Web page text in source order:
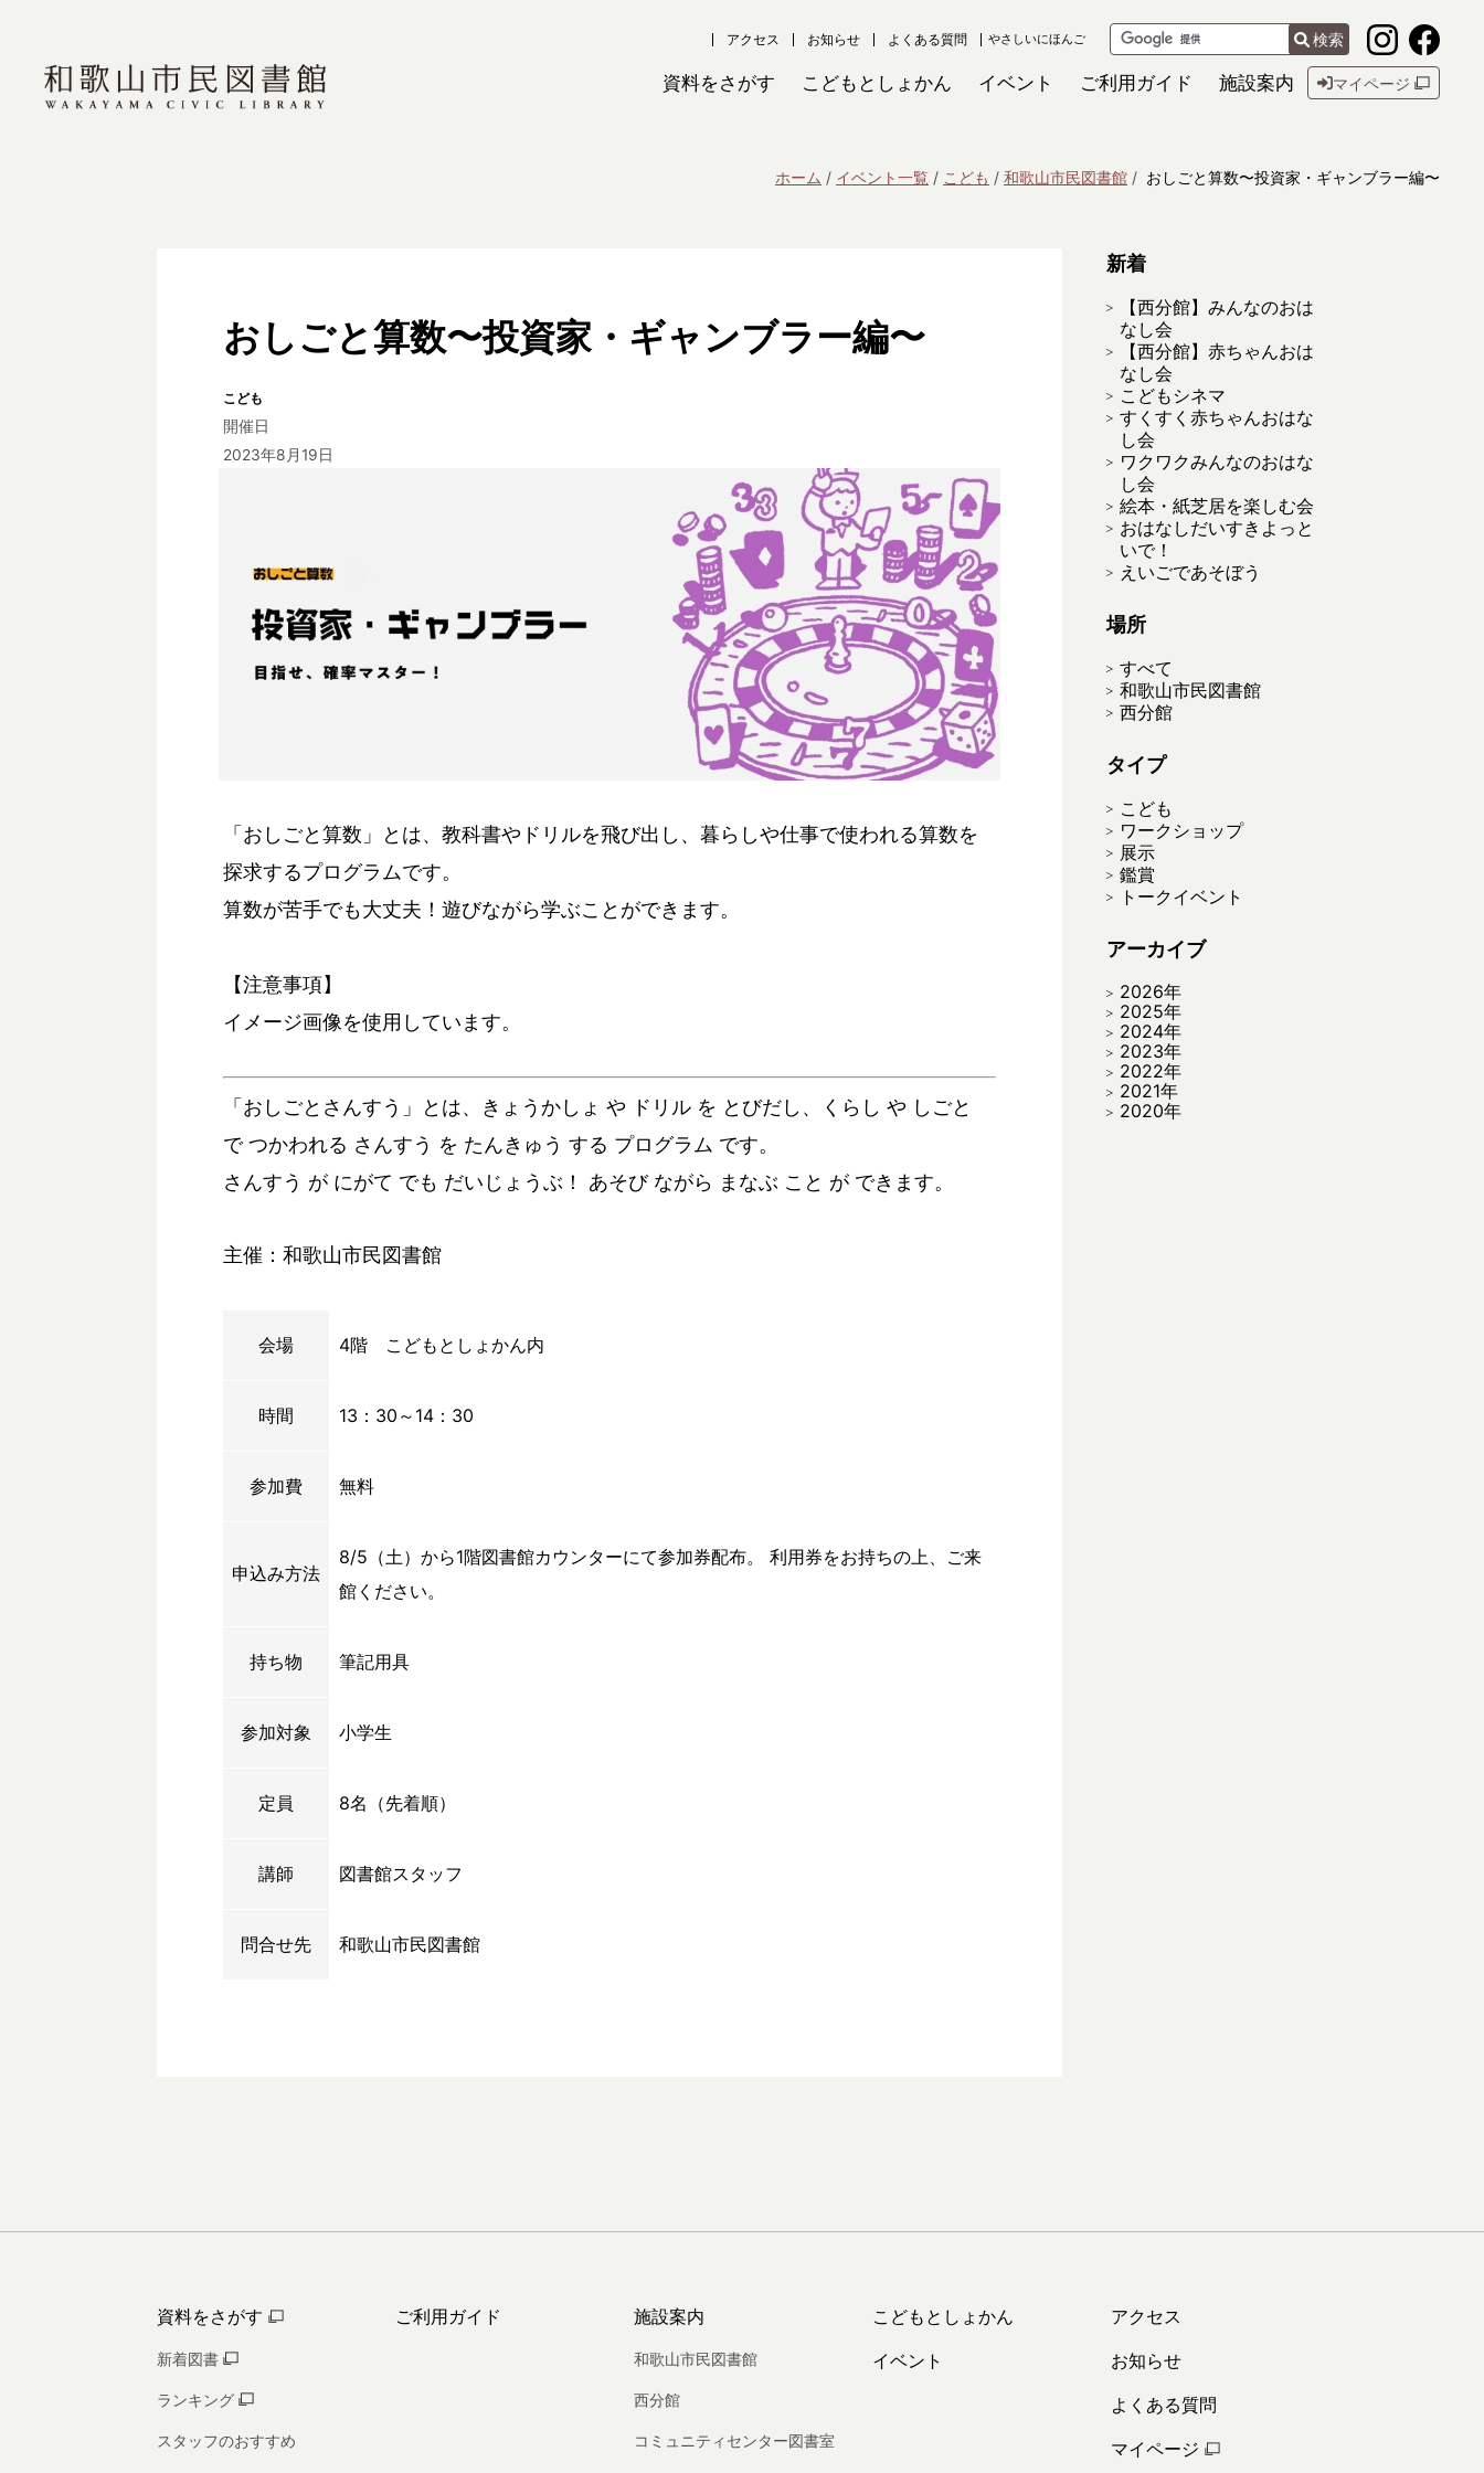
アクセス お知らせ よくある質問 やさしいにほんご 検索
資料をさがす こどもとしょかん イベント ご利用ガイド 施設案内 マイページ
ホーム イベント一覧 こども 和歌山市民図書館 おしごと算数〜投資家・ギャンブラー編〜
おしごと算数〜投資家・ギャンブラー編〜
こども
開催日
2023年8月19日
「おしごと算数」とは、教科書やドリルを飛び出し、暮らしや仕事で使われる算数を
探求するプログラムです。
算数が苦手でも大丈夫！遊びながら学ぶことができます。
【注意事項】
イメージ画像を使用しています。
「おしごとさんすう」とは、きょうかしょ や ドリル を とびだし、くらし や しごと
で つかわれる さんすう を たんきゅう する プログラム です。
さんすう が にがて でも だいじょうぶ！ あそび ながら まなぶ こと が できます。
主催：和歌山市民図書館
会場 4階 こどもとしょかん内
時間 13：30～14：30
参加費 無料
申込み方法
8/5（土）から1階図書館カウンターにて参加券配布。 利用券をお持ちの上、ご来
館ください。
持ち物 筆記用具
参加対象 小学生
定員 8名（先着順）
講師 図書館スタッフ
問合せ先 和歌山市民図書館
新着
【西分館】みんなのおは
なし会
【西分館】赤ちゃんおは
なし会
こどもシネマ
すくすく赤ちゃんおはな
し会
ワクワクみんなのおはな
し会
絵本・紙芝居を楽しむ会
おはなしだいすきよっと
いで！
えいごであそぼう
場所
すべて
和歌山市民図書館
西分館
タイプ
こども
ワークショップ
展示
鑑賞
トークイベント
アーカイブ
2026年
2025年
2024年
2023年
2022年
2021年
2020年
資料をさがす
新着図書
ランキング
スタッフのおすすめ
ご利用ガイド 施設案内
和歌山市民図書館
西分館
コミュニティセンター図書室
こどもとしょかん
イベント
アクセス
お知らせ
よくある質問
マイページ